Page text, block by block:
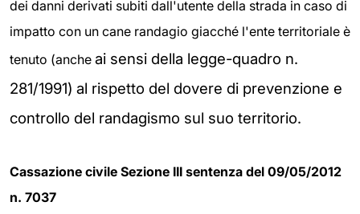
dei danni derivati subiti dall'utente della strada in caso di
impatto con un cane randagio giacché l'ente territoriale è
tenuto (anche ai sensi della legge-quadro n.
281/1991) al rispetto del dovere di prevenzione e
controllo del randagismo sul suo territorio.
Cassazione civile Sezione III sentenza del 09/05/2012
n. 7037